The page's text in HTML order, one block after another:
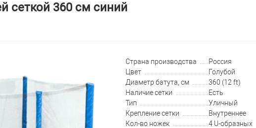
сеткой 360 см синий
Страна производства
Россия
Цвет
Голубой
Диаметр батута, см
360 (12 ft)
Наличие сетки
Есть
Тип
Уличный
Крепление сетки
Внутреннее
Кол-во ножек
4 U-образных